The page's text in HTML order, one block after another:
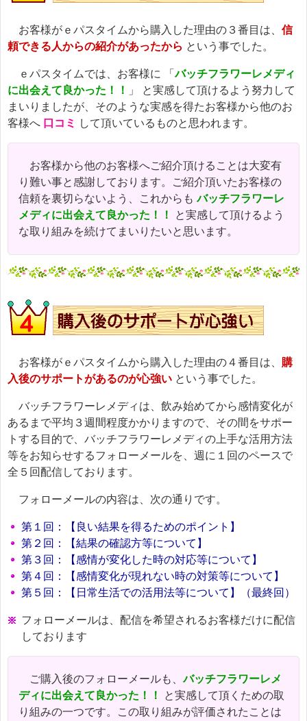
お客様がｅパスタイムから購入した理由の３番目は、 信
頼できる人からの紹介があったから という事でした。
ｅパスタイムでは、お客様に 「バッチフラワーレメディ
に出会えて良かった！！
」 と実感して頂けるよう努力して
まいりましたが、そのような実感を得たお客様から他のお
客様へ 口コミ して頂いているものと思われます。
お客様から他のお客様へご紹介頂けることは大変有
り難い事と感謝しております。ご紹介頂いたお客様の
信頼を裏切らないよう、これからもバッチフラワーレ
メディに出会えて良かった！！
と実感して頂けるよう
な取り組みを続けてまいりたいと思います。
お客様がｅパスタイムから購入した理由の４番目は、 購
入後のサポートがあるのが心強い という事でした。
バッチフラワーレメディは、飲み始めてから感情変化が
あるまで平均３週間程度かかりますので、その間をサポー
トする目的で、バッチフラワーレメディの上手な活用方法
等をお知らせするフォローメールを、週に１回のペースで
全５回配信しております。
フォローメールの内容は、次の通りです。
第１回：【良い結果を得るためのポイント】
第２回：【結果の確認方等について】
第３回：【感情が変化した時の対応等について】
第４回：【感情変化が現れない時の対策等について】
第５回：【日常生活での活用法等について】（最終回）
フォローメールは、配信を希望されるお客様だけに配信
しております
ご購入後のフォローメールも、バッチフラワーレメ
ディに出会えて良かった！！
と実感して頂くための取
り組みの一つです。この取り組みが評価されたことは